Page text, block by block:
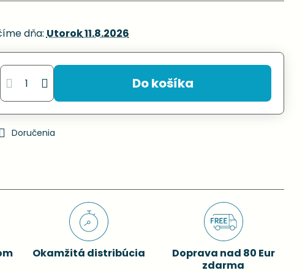
dňa:Utorok11.8.2026
Do košíka
Doručenia
Okamžitá distribúcia
Doprava nad 80 Eur
zdarma